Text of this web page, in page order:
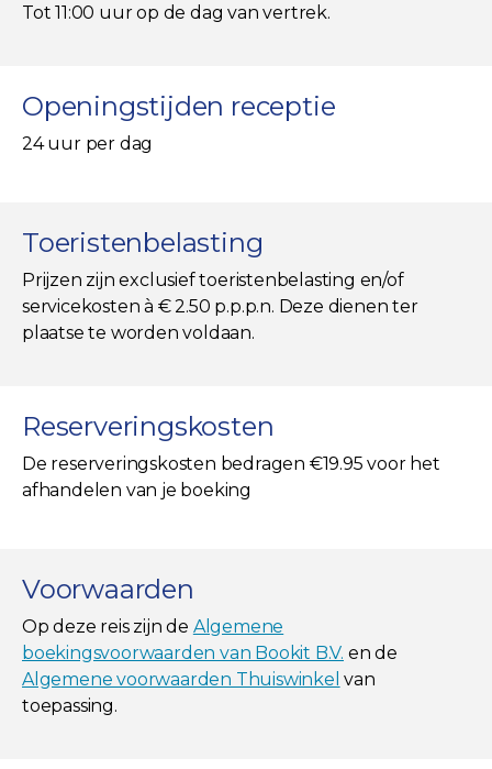
Tot 11:00 uur op de dag van vertrek.
Openingstijden receptie
24 uur per dag
Toeristenbelasting
Prijzen zijn exclusief toeristenbelasting en/of
servicekosten à € 2.50 p.p.p.n. Deze dienen ter
plaatse te worden voldaan.
Reserveringskosten
De reserveringskosten bedragen €19.95 voor het
afhandelen van je boeking
Voorwaarden
Op deze reis zijn de Algemene
boekingsvoorwaarden van Bookit B.V. en de
Algemene voorwaarden Thuiswinkel van
toepassing.